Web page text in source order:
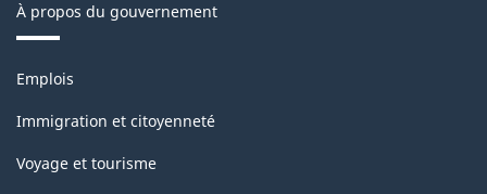
À propos du gouvernement
Thèmes
sujets
Emplois
Immigration et citoyenneté
Voyage et tourisme